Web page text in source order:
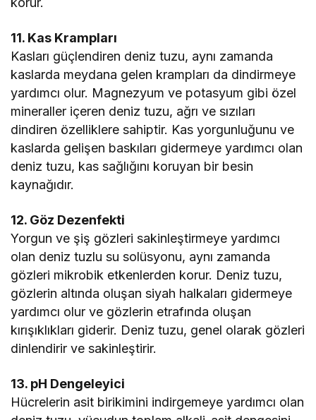
11. Kas Krampları
Kasları güçlendiren deniz tuzu, aynı zamanda
kaslarda meydana gelen krampları da dindirmeye
yardımcı olur. Magnezyum ve potasyum gibi özel
mineraller içeren deniz tuzu, ağrı ve sızıları
dindiren özelliklere sahiptir. Kas yorgunluğunu ve
kaslarda gelişen baskıları gidermeye yardımcı olan
deniz tuzu, kas sağlığını koruyan bir besin
kaynağıdır.
12. Göz Dezenfekti
Yorgun ve şiş gözleri sakinleştirmeye yardımcı
olan deniz tuzlu su solüsyonu, aynı zamanda
gözleri mikrobik etkenlerden korur. Deniz tuzu,
gözlerin altında oluşan siyah halkaları gidermeye
yardımcı olur ve gözlerin etrafında oluşan
kırışıklıkları giderir. Deniz tuzu, genel olarak gözleri
dinlendirir ve sakinleştirir.
13. pH Dengeleyici
Hücrelerin asit birikimini indirgemeye yardımcı olan